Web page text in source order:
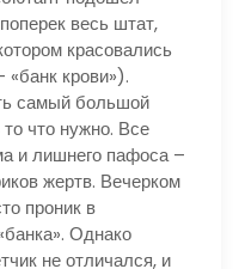
весь штат,
красовались
«банк крови»).
самый большой
что нужно. Все
и лишнего пафоса –
жертв. Вечерком
проник в
Однако
не отличался, и